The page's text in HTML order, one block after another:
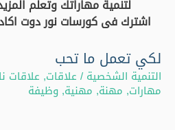
لتنمية مهاراتك وتعلم
اشترك فى كورسات نور دوت
لكي تعمل ما تحب
التنمية الشخصية / علاقات, علاقات
مهارات, مهنة, مهنية, وظيفة